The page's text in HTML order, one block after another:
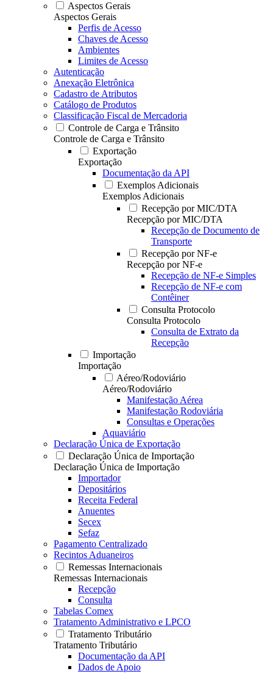
Aspectos Gerais
Aspectos Gerais
Perfis de Acesso
Chaves de Acesso
Ambientes
Limites de Acesso
Autenticação
Anexação Eletrônica
Cadastro de Atributos
Catálogo de Produtos
Classificação Fiscal de Mercadoria
Controle de Carga e Trânsito
Controle de Carga e Trânsito
Exportação
Exportação
Documentação da API
Exemplos Adicionais
Exemplos Adicionais
Recepção por MIC/DTA
Recepção por MIC/DTA
Recepção de Documento de
Transporte
Recepção por NF-e
Recepção por NF-e
Recepção de NF-e Simples
Recepção de NF-e com
Contêiner
Consulta Protocolo
Consulta Protocolo
Consulta de Extrato da
Recepção
Importação
Importação
Aéreo/Rodoviário
Aéreo/Rodoviário
Manifestação Aérea
Manifestação Rodoviária
Consultas e Operações
Aquaviário
Declaração Única de Exportação
Declaração Única de Importação
Declaração Única de Importação
Importador
Depositários
Receita Federal
Anuentes
Secex
Sefaz
Pagamento Centralizado
Recintos Aduaneiros
Remessas Internacionais
Remessas Internacionais
Recepção
Consulta
Tabelas Comex
Tratamento Administrativo e LPCO
Tratamento Tributário
Tratamento Tributário
Documentação da API
Dados de Apoio